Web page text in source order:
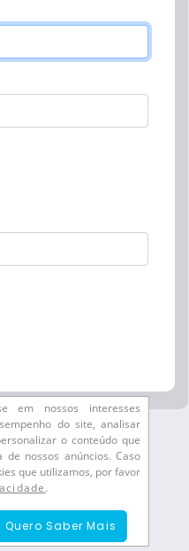
em nossos interesses
do site, analisar
o conteúdo que
nossos anúncios. Caso
que utilizamos, por favor
.
Quero Saber Mais